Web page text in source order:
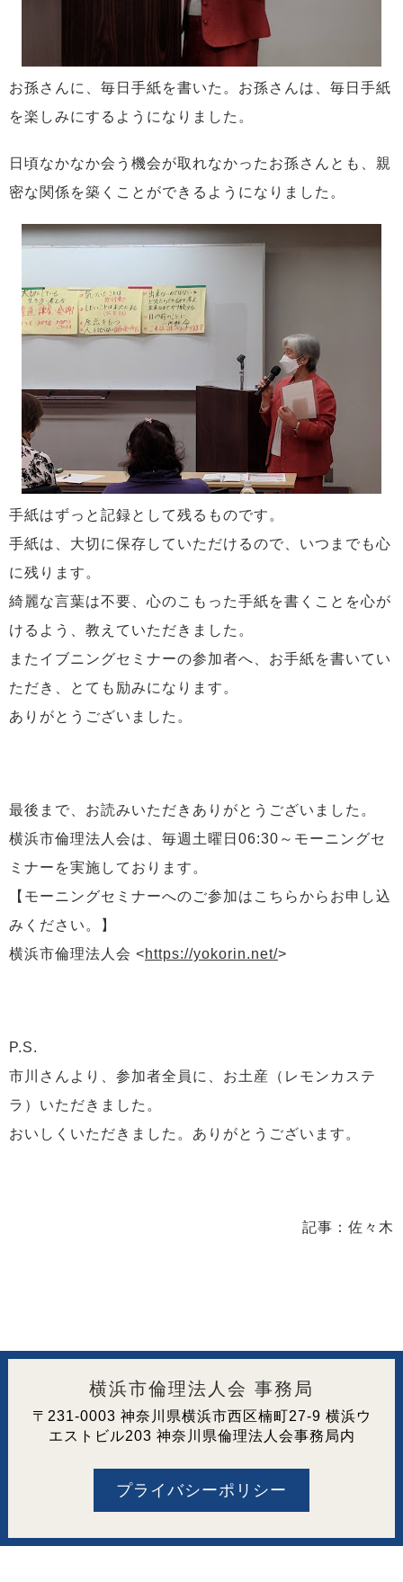
お孫さんに、毎日手紙を書いた。お孫さんは、毎日手紙
を楽しみにするようになりました。
日頃なかなか会う機会が取れなかったお孫さんとも、親
密な関係を築くことができるようになりました。
手紙はずっと記録として残るものです。
手紙は、大切に保存していただけるので、いつまでも心
に残ります。
綺麗な言葉は不要、心のこもった手紙を書くことを心が
けるよう、教えていただきました。
またイブニングセミナーの参加者へ、お手紙を書いてい
ただき、とても励みになります。
ありがとうございました。
最後まで、お読みいただきありがとうございました。
横浜市倫理法人会は、毎週土曜日06:30～モーニングセ
ミナーを実施しております。
【モーニングセミナーへのご参加はこちらからお申し込
みください。】
横浜市倫理法人会 <https://yokorin.net/>
P.S.
市川さんより、参加者全員に、お土産（レモンカステ
ラ）いただきました。
おいしくいただきました。ありがとうございます。
記事：佐々木
横浜市倫理法人会 事務局
〒231-0003 神奈川県横浜市西区楠町27-9 横浜ウ
エストビル203 神奈川県倫理法人会事務局内
プライバシーポリシー